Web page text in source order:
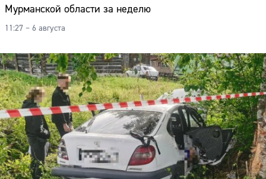
Мурманской области за неделю
11:27 – 6 августа